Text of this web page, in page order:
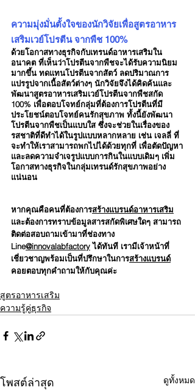
ความมุ่งมั่นตั้งใจของนักวิจัยเพื่อสูตรอาหาร
เสริมเวย์โปรตีน จากพืช 100%
ด้วยโอกาสทางธุรกิจกับเทรนด์อาหารเสริมใน
อนาคต ที่เห็นว่าโปรตีนจากพืชจะได้รับความนิยม
มากขึ้น ทดแทนโปรตีนจากสัตว์ ลดปริมาณการ
แปรรูปจากเนื้อสัตว์ต่างๆ นักวิจัยจึงได้คิดค้นและ
พัฒนาสูตรอาหารเสริมเวย์โปรตีนจากพืชสกัด
100% เพื่อตอบโจทย์กลุ่มที่ต้องการโปรตีนที่มี
ประโยชน์ตอบโจทย์คนรักสุขภาพ ทั้งนี้ยังพัฒนา
โปรตีนจากพืชเป็นแบบใส ซึ่งจะช่วยในเรื่องของ
รสชาติที่ดีทำได้ในรูปแบบหลากหลาย เช่น เจลลี่ ที่
จะทำให้เราสามารถพกไปได้ด้วยทุกที่ เพื่อตัดปัญหา
และลดความจำเจรูปแบบการกินในแบบเดิมๆ เพิ่ม
โอกาสทางธุรกิจในกลุ่มเทรนด์รักสุขภาพอย่าง
แน่นอน
หากคุณคือคนที่ต้องการสร้างแบรนด์อาหารเสริม
และต้องการทราบข้อมูลสารสกัดพิเศษใดๆ สามารถ
ติดต่อสอบถามเข้ามาที่ช่องทาง
Line@innovalabfactory ได้ทันที เรามีเจ้าหน้าที่
เชี่ยวชาญพร้อมเป็นที่ปรึกษาในการสร้างแบรนด์
คอยตอบทุกคำถามให้กับคุณค่ะ
สูตรอาหารเสริม
ความรู้คู่ธุรกิจ
โพสต์ล่าสุด ดูทั้งหมด